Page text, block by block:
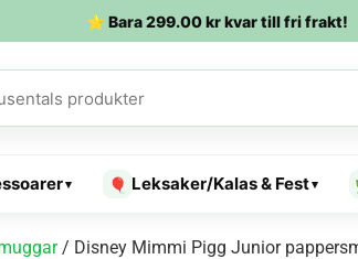
⭐ Bara299.00krkvar till fri frakt!
▾ 🎈 Leksaker/Kalas & Fest▾
/ Disney Mimmi Pigg Junior